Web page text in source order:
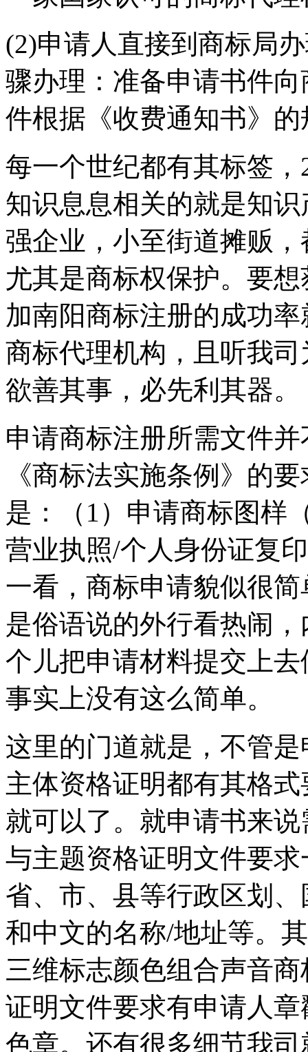
(2)申请人直接到商标局
骤办理：准备申请书件
件根据《收费通知书》
每一个世纪都有其标签
知识息息相关的就是知
强企业，小至街道摊贩
尤其是商标权保护。要
加南阳商标注册的成功
商标代理机构，且听我
欲善其事，必先利其器。
申请商标注册所需文件
《商标法实施条例》的
是：（1）申请商标图样
营业执照/个人身份证复
一看，商标申请貌似很
是俗语说的外行看热闹
个儿把申请材料提交上
事实上没有这么简单。
这里的门道就是，不管
主体资格证明都有其格
就可以了。就申请书来
与主题资格证明文件要
省、市、县等行政区划
和中文的名称/地址等。
三维标志颜色组合声音
证明文件要求有申请人
色章。还有很多细节我